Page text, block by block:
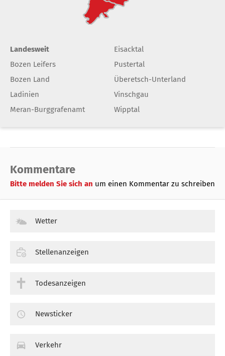
Landesweit
Bozen Leifers
Bozen Land
Ladinien
Meran-Burggrafenamt
Eisacktal
Pustertal
Überetsch-Unterland
Vinschgau
Wipptal
Kommentare
Bitte melden Sie sich an um einen Kommentar zu schreiben
Wetter
Stellenanzeigen
Todesanzeigen
Newsticker
Verkehr